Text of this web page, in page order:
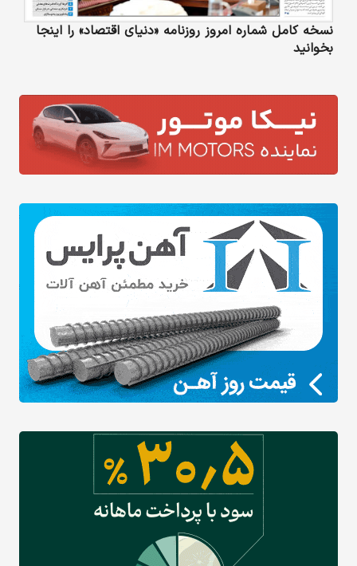
نسخه کامل شماره امروز روزنامه «دنیای‌ اقتصاد» را اینجا
بخوانید